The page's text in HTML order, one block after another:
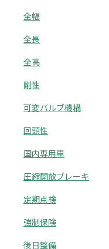
全幅
全長
全高
剛性
可変バルブ機構
回頭性
国内専用車
圧縮開放ブレーキ
定期点検
強制保険
後日整備